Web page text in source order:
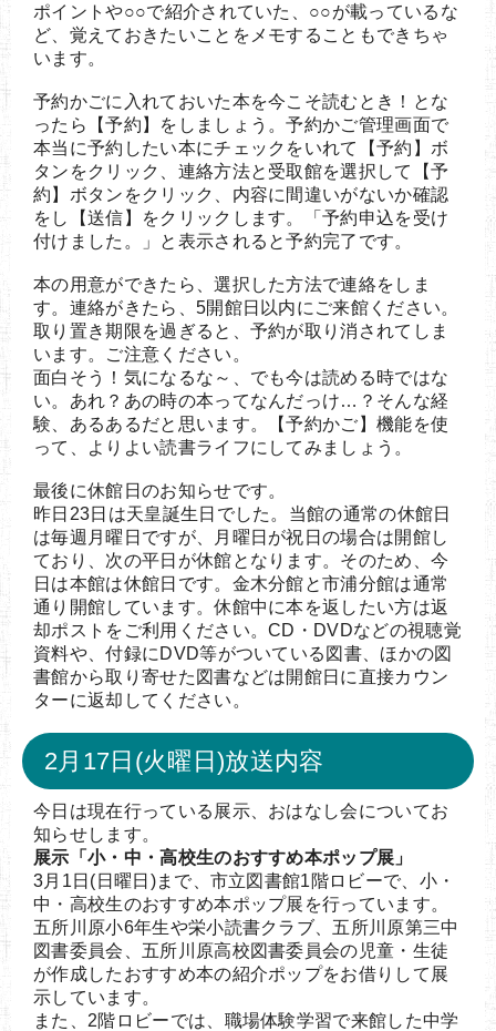
ポイントや○○で紹介されていた、○○が載っているな
ど、覚えておきたいことをメモすることもできちゃ
います。
予約かごに入れておいた本を今こそ読むとき！とな
ったら【予約】をしましょう。予約かご管理画面で
本当に予約したい本にチェックをいれて【予約】ボ
タンをクリック、連絡方法と受取館を選択して【予
約】ボタンをクリック、内容に間違いがないか確認
をし【送信】をクリックします。「予約申込を受け
付けました。」と表示されると予約完了です。
本の用意ができたら、選択した方法で連絡をしま
す。連絡がきたら、5開館日以内にご来館ください。
取り置き期限を過ぎると、予約が取り消されてしま
います。ご注意ください。
面白そう！気になるな～、でも今は読める時ではな
い。あれ？あの時の本ってなんだっけ…？そんな経
験、あるあるだと思います。【予約かご】機能を使
って、よりよい読書ライフにしてみましょう。
最後に休館日のお知らせです。
昨日23日は天皇誕生日でした。当館の通常の休館日
は毎週月曜日ですが、月曜日が祝日の場合は開館し
ており、次の平日が休館となります。そのため、今
日は本館は休館日です。金木分館と市浦分館は通常
通り開館しています。休館中に本を返したい方は返
却ポストをご利用ください。CD・DVDなどの視聴覚
資料や、付録にDVD等がついている図書、ほかの図
書館から取り寄せた図書などは開館日に直接カウン
ターに返却してください。
2月17日(火曜日)放送内容
今日は現在行っている展示、おはなし会についてお
知らせします。
展示「小・中・高校生のおすすめ本ポップ展」
3月1日(日曜日)まで、市立図書館1階ロビーで、小・
中・高校生のおすすめ本ポップ展を行っています。
五所川原小6年生や栄小読書クラブ、五所川原第三中
図書委員会、五所川原高校図書委員会の児童・生徒
が作成したおすすめ本の紹介ポップをお借りして展
示しています。
また、2階ロビーでは、職場体験学習で来館した中学